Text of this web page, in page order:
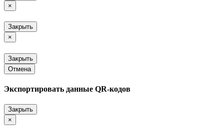
×
Закрыть
×
Закрыть
Отмена
Экспортировать данные QR-кодов
Закрыть
×